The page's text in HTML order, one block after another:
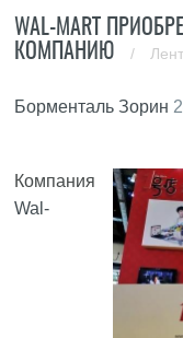
WAL-MART
КОМПАНИЮ
/
Борменталь Зорин
Компания
Wal-